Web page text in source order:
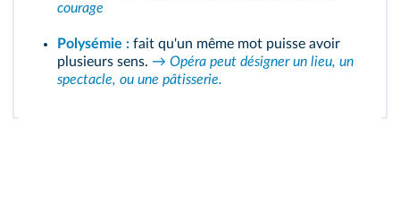
courage
Polysémie : fait qu'un même mot puisse avoir
plusieurs sens. → Opéra peut désigner un lieu, un
spectacle, ou une pâtisserie.